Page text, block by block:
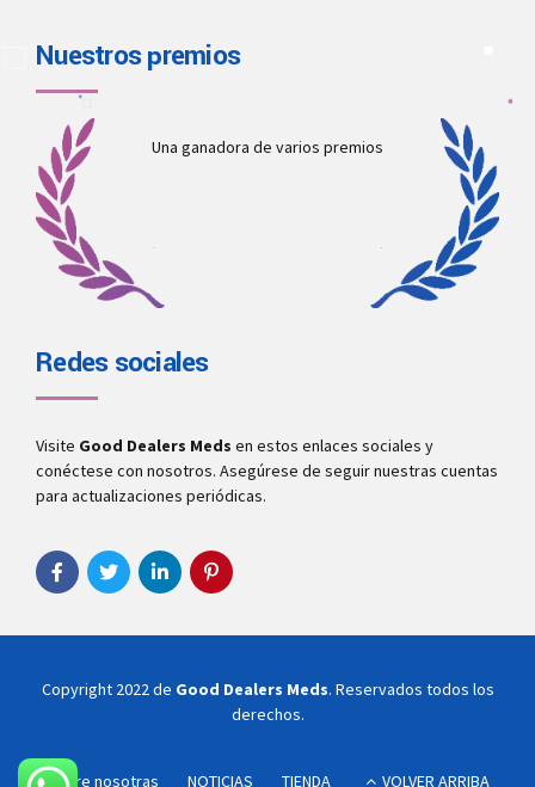
Nuestros premios
Una ganadora de varios premios
Redes sociales
Visite Good Dealers Meds en estos enlaces sociales y
conéctese con nosotros. Asegúrese de seguir nuestras cuentas
para actualizaciones periódicas.
Copyright 2022 de Good Dealers Meds. Reservados todos los
derechos.
Sobre nosotras NOTICIAS TIENDA VOLVER ARRIBA